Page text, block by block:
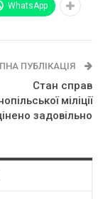
WhatsApp
ПУБЛІКАЦІЯ
Стан справ
міліції
задовільно